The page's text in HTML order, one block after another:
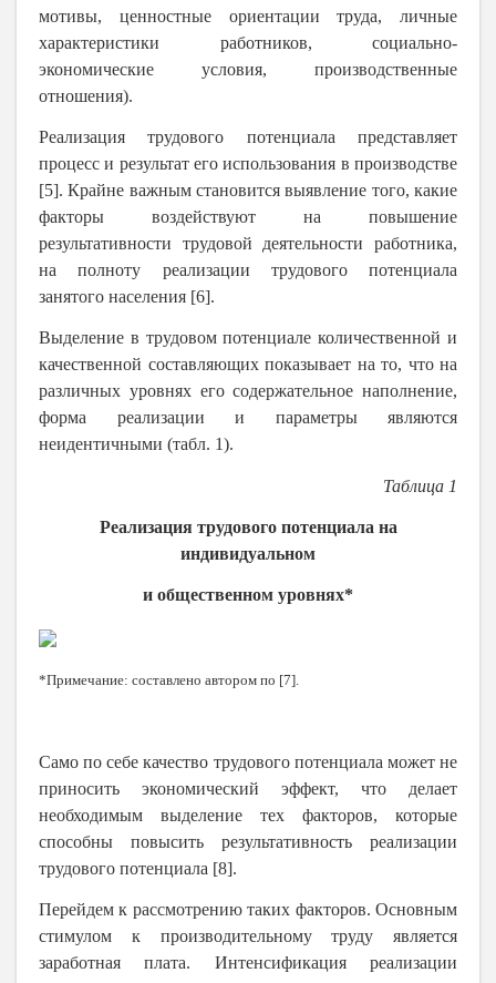
мотивы, ценностные ориентации труда, личные
характеристики работников, социально-
экономические условия, производственные
отношения).
Реализация трудового потенциала представляет
процесс и результат его использования в производстве
[5]. Крайне важным становится выявление того, какие
факторы воздействуют на повышение
результативности трудовой деятельности работника,
на полноту реализации трудового потенциала
занятого населения [6].
Выделение в трудовом потенциале количественной и
качественной составляющих показывает на то, что на
различных уровнях его содержательное наполнение,
форма реализации и параметры являются
неидентичными (табл. 1).
Таблица 1
Реализация трудового потенциала на
индивидуальном
и общественном уровнях*
*Примечание: составлено автором по [7].
Само по себе качество трудового потенциала может не
приносить экономический эффект, что делает
необходимым выделение тех факторов, которые
способны повысить результативность реализации
трудового потенциала [8].
Перейдем к рассмотрению таких факторов. Основным
стимулом к производительному труду является
заработная плата. Интенсификация реализации